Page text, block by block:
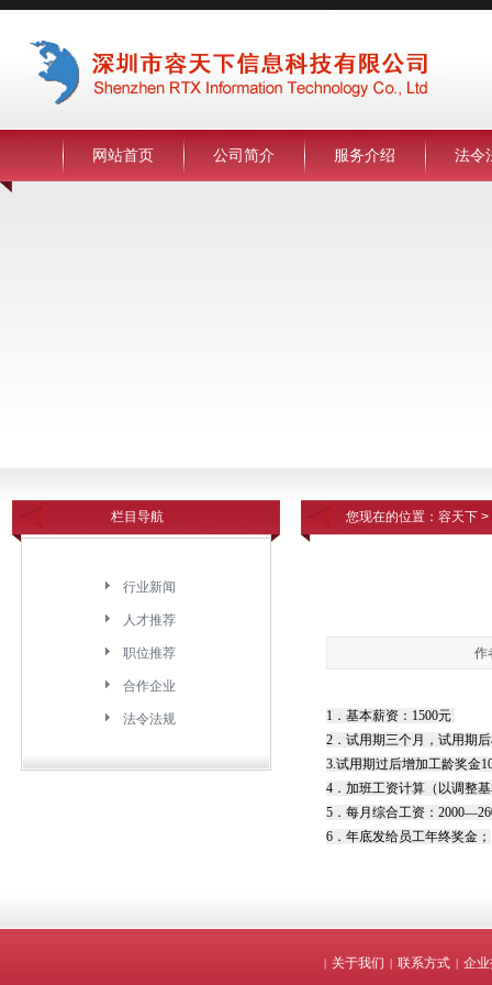
网站首页 公司简介 服务介绍 法令
栏目导航
行业新闻
人才推荐
职位推荐
合作企业
法令法规
您现在的位置： 容天下 >
作
1．基本薪资：1500元
2．试用期三个月，试用期
3.试用期过后增加工龄奖金
4．加班工资计算（以调整
5．每月综合工资：
6．年底发给员工年终奖金；
| 关于我们 | 联系方式 | 企